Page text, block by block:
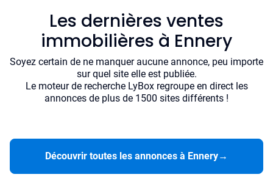
Les dernières ventes
immobilières à Ennery
Soyez certain de ne manquer aucune annonce, peu importe
sur quel site elle est publiée.
Le moteur de recherche LyBox regroupe en direct les
annonces de plus de 1500 sites différents !
Découvrir toutes les annonces à Ennery→